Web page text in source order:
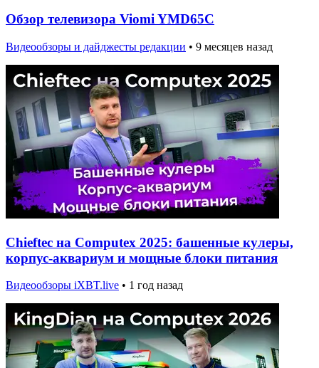
Обзор телевизора Viomi YMD65C
Видеообзоры и дайджесты редакции • 9 месяцев назад
Chieftec на Computex 2025: башенные кулеры,
корпус-аквариум и мощные блоки питания
Видеообзоры iXBT.live • 1 год назад